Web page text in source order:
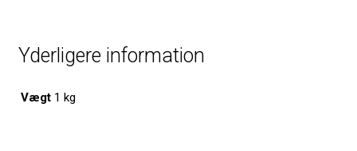
Yderligere information
Vægt 1 kg